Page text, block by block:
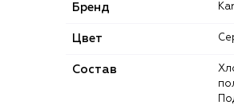
Бренд
Цвет
Состав
Хлопок: 100%; Подкладка-